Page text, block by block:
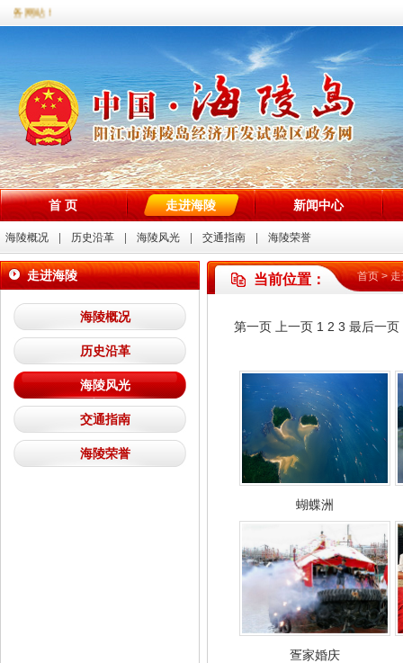
务网站！
首 页 走进海陵 新闻中心
海陵概况 历史沿革 海陵风光 交通指南 海陵荣誉
走进海陵
海陵概况
历史沿革
海陵风光
交通指南
海陵荣誉
当前位置： 首页>
第一页 上一页 1 2 3 最后一页
蝴蝶洲
疍家婚庆